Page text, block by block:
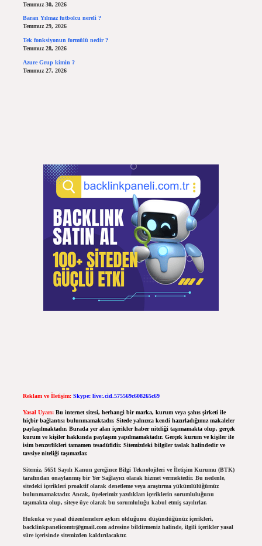
Temmuz 30, 2026
Baran Yılmaz futbolcu nereli ?
Temmuz 29, 2026
Tek fonksiyonun formülü nedir ?
Temmuz 28, 2026
Azure Grup kimin ?
Temmuz 27, 2026
Reklam ve İletişim: Skype: live:.cid.575569c608265c69
Yasal Uyarı: Bu internet sitesi, herhangi bir marka, kurum veya şahıs şirketi ile
hiçbir bağlantısı bulunmamaktadır. Sitede yalnızca kendi hazırladığımız makaleler
paylaşılmaktadır. Burada yer alan içerikler haber niteliği taşımamakta olup, gerçek
kurum ve kişiler hakkında paylaşım yapılmamaktadır. Gerçek kurum ve kişiler ile
isim benzerlikleri tamamen tesadüfidir. Sitemizdeki bilgiler taslak halindedir ve
tavsiye niteliği taşımazlar.
Sitemiz, 5651 Sayılı Kanun gereğince Bilgi Teknolojileri ve İletişim Kurumu (BTK)
tarafından onaylanmış bir Yer Sağlayıcı olarak hizmet vermektedir. Bu nedenle,
sitedeki içerikleri proaktif olarak denetleme veya araştırma yükümlülüğümüz
bulunmamaktadır. Ancak, üyelerimiz yazdıkları içeriklerin sorumluluğunu
taşımakta olup, siteye üye olarak bu sorumluluğu kabul etmiş sayılırlar.
Hukuka ve yasal düzenlemelere aykırı olduğunu düşündüğünüz içerikleri,
backlinkpanelicomtr@gmail.comadresine bildirmeniz halinde, ilgili içerikler yasal
süre içerisinde sitemizden kaldırılacaktır.